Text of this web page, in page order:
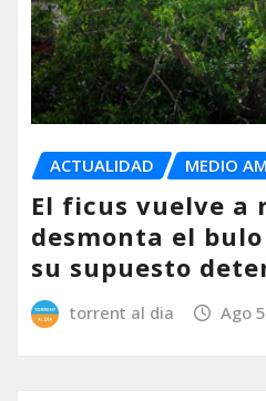
ACTUALIDAD MEDIO
El ficus vuelve a
desmonta el bulo
su supuesto
torrent al dia Ago